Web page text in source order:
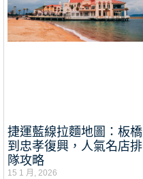
捷運藍線拉麵地圖：板橋
到忠孝復興，人氣名店排
隊攻略
15 1 月, 2026